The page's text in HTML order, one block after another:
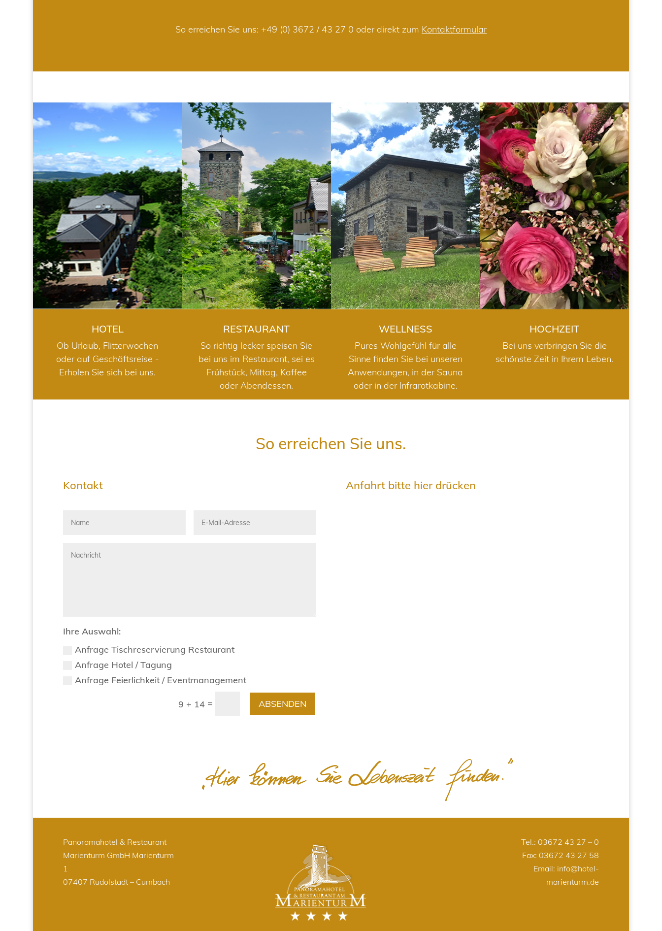
So erreichen Sie uns: +49 (0) 3672 / 43 27 0 oder direkt zum Kontaktformular
HOTEL
HOTEL
Ob Urlaub, Flitterwochen
oder auf Geschäftsreise -
Erholen Sie sich bei uns.
RESTAURANT
RESTAURANT
So richtig lecker speisen Sie
bei uns im Restaurant, sei es
Frühstück, Mittag, Kaffee
oder Abendessen.
WELLNESS
WELLNESS
Pures Wohlgefühl für alle
Sinne finden Sie bei unseren
Anwendungen, in der Sauna
oder in der Infrarotkabine.
HOCHZEIT
HOCHZEIT
Bei uns verbringen Sie die
schönste Zeit in Ihrem Leben.
So erreichen Sie uns.
Kontakt
Ihre Auswahl:
Anfrage Tischreservierung Restaurant
Anfrage Hotel / Tagung
Anfrage Feierlichkeit / Eventmanagement
9 + 14 = ABSENDEN
Anfahrt bitte hier drücken
Panoramahotel & Restaurant
Marienturm GmbH Marienturm
1
07407 Rudolstadt – Cumbach
Tel.: 03672 43 27 – 0
Fax: 03672 43 27 58
Email: info@hotel-
marienturm.de